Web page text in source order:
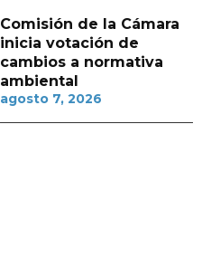
Comisión de la Cámara
inicia votación de
cambios a normativa
ambiental
agosto 7, 2026